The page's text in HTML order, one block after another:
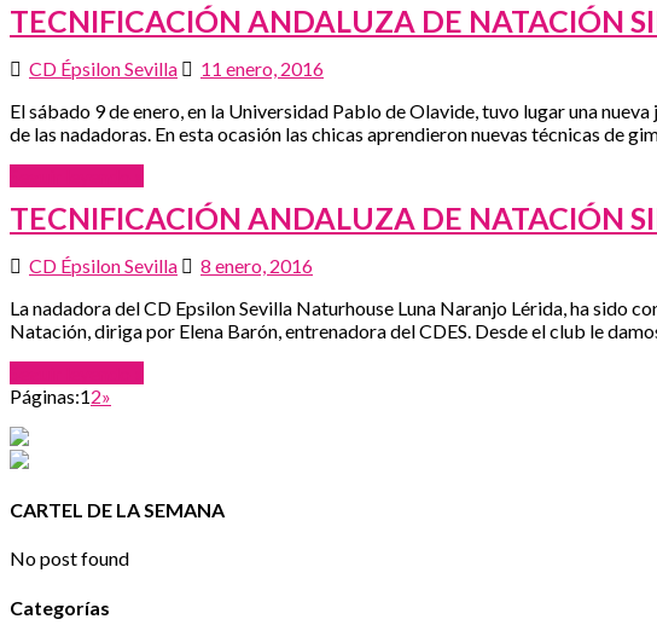
TECNIFICACIÓN ANDALUZA DE NATACIÓN
CD Épsilon Sevilla
11 enero, 2016
El sábado 9 de enero, en la Universidad Pablo de Olavide, tuvo lugar una
de las nadadoras. En esta ocasión las chicas aprendieron nuevas técnicas de
TECNIFICACIÓN ANDALUZA DE NATACIÓN
CD Épsilon Sevilla
8 enero, 2016
La nadadora del CD Epsilon Sevilla Naturhouse Luna Naranjo Lérida, ha sido
Natación, diriga por Elena Barón, entrenadora del CDES. Desde el club le
Páginas:12»
CARTEL DE LA SEMANA
No post found
Categorías